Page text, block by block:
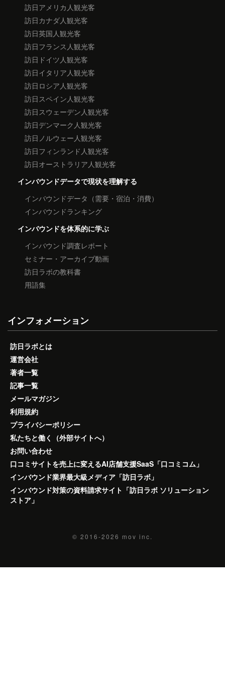
訪日アメリカ人観光客
訪日カナダ人観光客
訪日英国人観光客
訪日フランス人観光客
訪日ドイツ人観光客
訪日イタリア人観光客
訪日ロシア人観光客
訪日スペイン人観光客
訪日スウェーデン人観光客
訪日デンマーク人観光客
訪日ノルウェー人観光客
訪日フィンランド人観光客
訪日オーストラリア人観光客
インバウンドデータで現状を理解する
インバウンドデータ（需要・宿泊・消費）
インバウンドランキング
インバウンドを体系的に学ぶ
インバウンド調査レポート
セミナー・アーカイブ動画
訪日ラボの教科書
用語集
インフォメーション
訪日ラボとは
運営会社
著者一覧
記事一覧
メールマガジン
利用規約
プライバシーポリシー
私たちと働く（外部サイトへ）
お問い合わせ
口コミサイトを売上に変えるAI店舗支援SaaS「口コミコム」
インバウンド業界最大級メディア「訪日ラボ」
インバウンド対策の資料請求サイト「訪日ラボ ソリューション
ストア」
© 2016-2026 mov inc.